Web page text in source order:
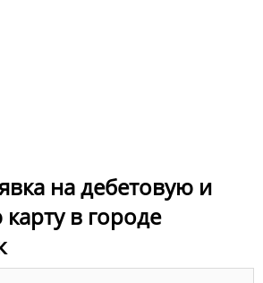
на дебетовую и
в городе